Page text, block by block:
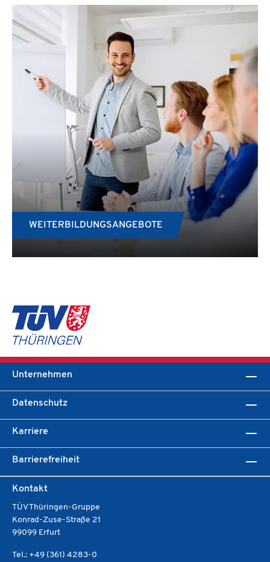
WEITERBILDUNGSANGEBOTE
Unternehmen
Datenschutz
Karriere
Barrierefreiheit
Kontakt
TÜV Thüringen-Gruppe
Konrad-Zuse-Straße 21
99099 Erfurt
Tel.: +49 (361) 4283-0